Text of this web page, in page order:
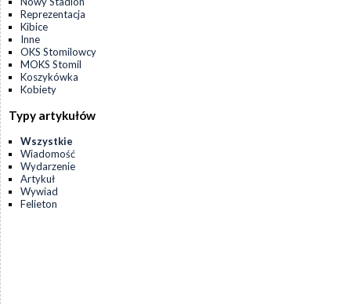
Reprezentacja
Kibice
Inne
OKS Stomilowcy
MOKS Stomil
Koszykówka
Kobiety
Typy artykułów
Wszystkie
Wiadomość
Wydarzenie
Artykuł
Wywiad
Felieton